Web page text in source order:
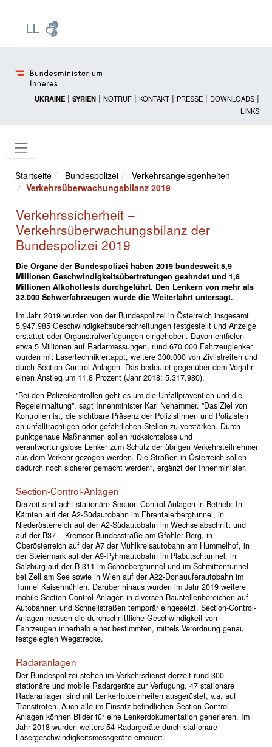
UKRAINE | SYRIEN | NOTRUF | KONTAKT | PRESSE | DOWNLOADS |
LINKS
Startseite Bundespolizei
Verkehrsangelegenheiten
Verkehrsüberwachungsbilanz 2019
Verkehrssicherheit –
Verkehrsüberwachungsbilanz der
Bundespolizei 2019
Die Organe der Bundespolizei haben 2019 bundesweit 5,9
Millionen Geschwindigkeitsübertretungen geahndet und 1,8
Millionen Alkoholtests durchgeführt. Den Lenkern von mehr als
32.000 Schwerfahrzeugen wurde die Weiterfahrt untersagt.
Im Jahr 2019 wurden von der Bundespolizei in Österreich insgesamt
5.947.985 Geschwindigkeitsüberschreitungen festgestellt und Anzeige
erstattet oder Organstrafverfügungen eingehoben. Davon entfielen
etwa 5 Millionen auf Radarmessungen, rund 670.000 Fahrzeuglenker
wurden mit Lasertechnik ertappt, weitere 300.000 von Zivilstreifen und
durch Section-Control-Anlagen. Das bedeutet gegenüber dem Vorjahr
einen Anstieg um 11,8 Prozent (Jahr 2018: 5.317.980).
"Bei den Polizeikontrollen geht es um die Unfallprävention und die
Regeleinhaltung", sagt Innenminister Karl Nehammer. "Das Ziel von
Kontrollen ist, die sichtbare Präsenz der Polizistinnen und Polizisten
an unfallträchtigen oder gefährlichen Stellen zu verstärken. Durch
punktgenaue Maßnahmen sollen rücksichtslose und
verantwortungslose Lenker zum Schutz der übrigen Verkehrsteilnehmer
aus dem Verkehr gezogen werden. Die Straßen in Österreich sollen
dadurch noch sicherer gemacht werden“, ergänzt der Innenminister.
Section-Control-Anlagen
Derzeit sind acht stationäre Section-Control-Anlagen in Betrieb: In
Kärnten auf der A2-Südautobahn im Ehrentalerbergtunnel, in
Niederösterreich auf der A2-Südautobahn im Wechselabschnitt und
auf der B37 – Kremser Bundesstraße am Gföhler Berg, in
Oberösterreich auf der A7 der Mühlkreisautobahn am Hummelhof, in
der Steiermark auf der A9-Pyhrnautobahn im Plabutschtunnel, in
Salzburg auf der B 311 im Schönbergtunnel und im Schmittentunnel
bei Zell am See sowie in Wien auf der A22-Donauuferautobahn im
Tunnel Kaisermühlen. Darüber hinaus wurden im Jahr 2019 weitere
mobile Section-Control-Anlagen in diversen Baustellenbereichen auf
Autobahnen und Schnellstraßen temporär eingesetzt. Section-Control-
Anlagen messen die durchschnittliche Geschwindigkeit von
Fahrzeugen innerhalb einer bestimmten, mittels Verordnung genau
festgelegten Wegstrecke.
Radaranlagen
Der Bundespolizei stehen im Verkehrsdienst derzeit rund 300
stationäre und mobile Radargeräte zur Verfügung. 47 stationäre
Radaranlagen sind mit Lenkerfotoeinheiten ausgerüstet, v.a. auf
Transitroten. Auch alle im Einsatz befindlichen Section-Control-
Anlagen können Bilder für eine Lenkerdokumentation generieren. Im
Jahr 2018 wurden weiters 54 Radargeräte durch stationäre
Lasergeschwindigkeitsmessgeräte erneuert.